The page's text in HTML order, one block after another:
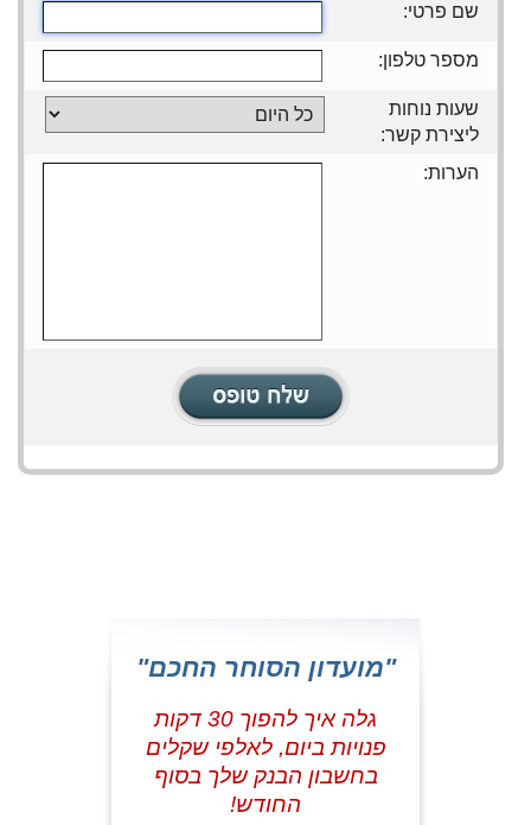
שם פרטי:
מספר טלפון:
שעות נוחות
ליצירת קשר:
הערות:
"מועדון הסוחר החכם"
גלה איך להפוך 30 דקות
פנויות ביום, לאלפי שקלים
בחשבון הבנק שלך בסוף
החודש!